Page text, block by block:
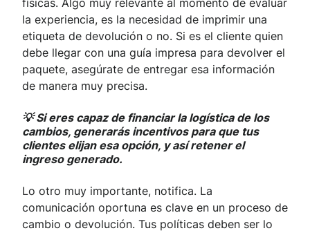
físicas. Algo muy relevante al momento de evaluar
la experiencia, es la necesidad de imprimir una
etiqueta de devolución o no. Si es el cliente quien
debe llegar con una guía impresa para devolver el
paquete, asegúrate de entregar esa información
de manera muy precisa.
💡 Si eres capaz de financiar la logística de los
cambios, generarás incentivos para que tus
clientes elijan esa opción, y así retener el
ingreso generado.
Lo otro muy importante, notifica. La
comunicación oportuna es clave en un proceso de
cambio o devolución. Tus políticas deben ser lo